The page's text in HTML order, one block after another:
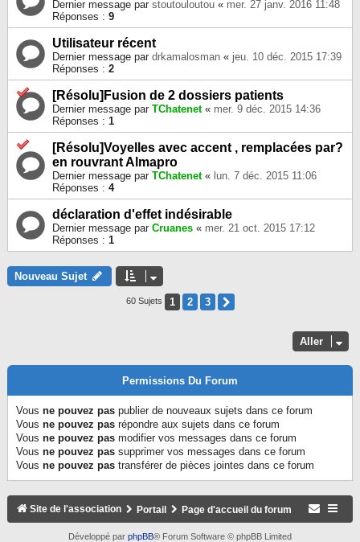
Dernier message par stoutouloutou « mer. 27 janv. 2016 11:48
Réponses : 9
Utilisateur récent
Dernier message par drkamalosman « jeu. 10 déc. 2015 17:39
Réponses : 2
[Résolu]Fusion de 2 dossiers patients
Dernier message par TChatenet« mer. 9 déc. 2015 14:36
Réponses : 1
[Résolu]Voyelles avec accent , remplacées par?
en rouvrant Almapro
Dernier message par TChatenet« lun. 7 déc. 2015 11:06
Réponses : 4
déclaration d'effet indésirable
Dernier message par Cruanes « mer. 21 oct. 2015 17:12
Réponses : 1
Nouveau Sujet
60 Sujets 1 2 3
Aller
Permissions Du Forum
Vous ne pouvez pas publier de nouveaux sujets dans ce forum
Vous ne pouvez pas répondre aux sujets dans ce forum
Vous ne pouvez pas modifier vos messages dans ce forum
Vous ne pouvez pas supprimer vos messages dans ce forum
Vous ne pouvez pas transférer de pièces jointes dans ce forum
Site de l'association Portail Page d'accueil du forum
Développé par phpBB® Forum Software © phpBB Limited